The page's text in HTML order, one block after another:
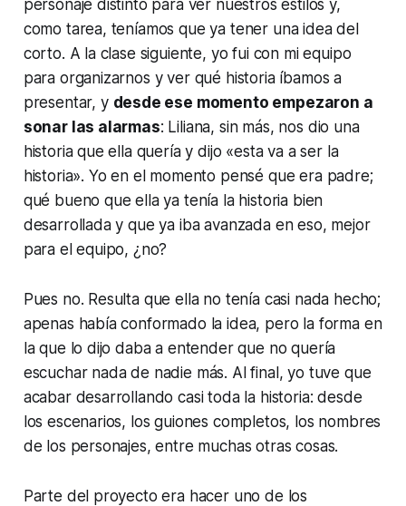
personaje distinto para ver nuestros estilos y,
como tarea, teníamos que ya tener una idea del
corto. A la clase siguiente, yo fui con mi equipo
para organizarnos y ver qué historia íbamos a
presentar, y desde ese momento empezaron a
sonar las alarmas: Liliana, sin más, nos dio una
historia que ella quería y dijo «esta va a ser la
historia». Yo en el momento pensé que era padre;
qué bueno que ella ya tenía la historia bien
desarrollada y que ya iba avanzada en eso, mejor
para el equipo, ¿no?
Pues no. Resulta que ella no tenía casi nada hecho;
apenas había conformado la idea, pero la forma en
la que lo dijo daba a entender que no quería
escuchar nada de nadie más. Al final, yo tuve que
acabar desarrollando casi toda la historia: desde
los escenarios, los guiones completos, los nombres
de los personajes, entre muchas otras cosas.
Parte del proyecto era hacer uno de los